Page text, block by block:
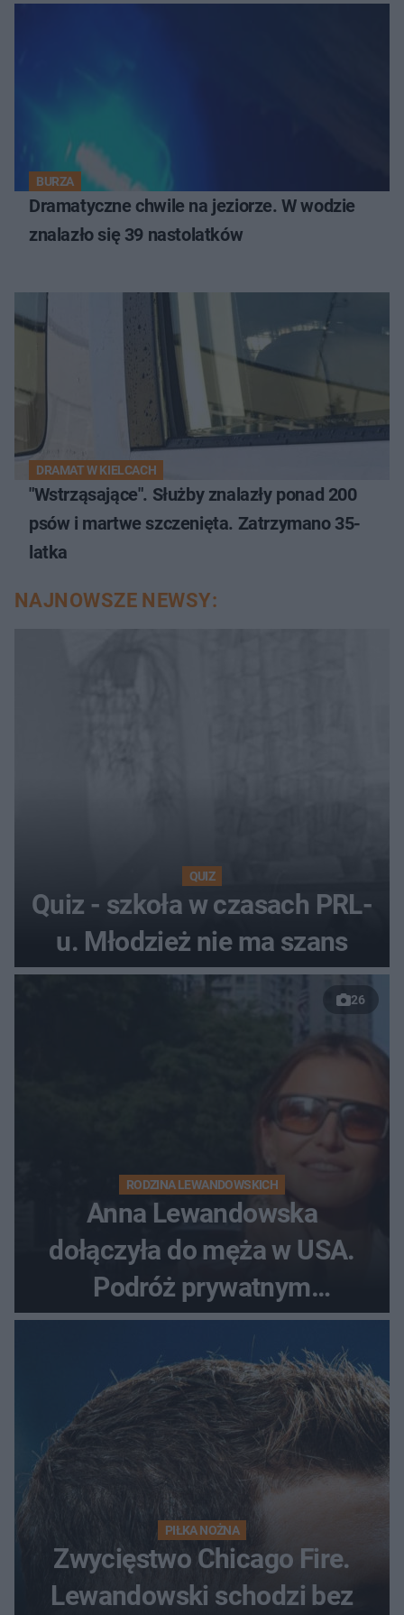
BURZA
Dramatyczne chwile na jeziorze. W wodzie
znalazło się 39 nastolatków
DRAMAT W KIELCACH
"Wstrząsające". Służby znalazły ponad 200
psów i martwe szczenięta. Zatrzymano 35-
latka
NAJNOWSZE NEWSY:
QUIZ
Quiz - szkoła w czasach PRL-
u. Młodzież nie ma szans
26
RODZINA LEWANDOWSKICH
Anna Lewandowska
dołączyła do męża w USA.
Podróż prywatnym
odrzutowcem to dopiero
początek!
PIŁKA NOŻNA
Zwycięstwo Chicago Fire.
Lewandowski schodzi bez